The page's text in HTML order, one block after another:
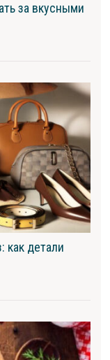
за вкусными
как детали